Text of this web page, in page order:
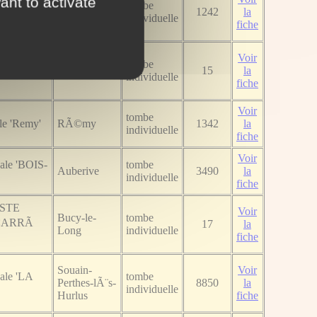
Noviant-aux-
tombe
individuelle
1242
la
fiche
tombe
individuelle
15
Voir
la
fiche
'Remy' RÃ©my
tombe
individuelle
1342
Voir
la
fiche
'BOIS-
Auberive
tombe
individuelle
3490
Voir
la
fiche
Bucy-le-
Long
tombe
individuelle
17
Voir
la
fiche
'LA
Souain-
Perthes-lÃ¨s-
Hurlus
tombe
individuelle
8850
Voir
la
fiche